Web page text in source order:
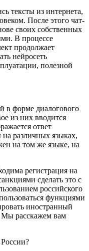
тексты из интернета,
После этого чат-
своих собственных
В процессе
продолжает
нейросеть
полезной
в форме диалогового
из них вводится
ответ
различных языках,
на том же языке, на
регистрация на
сделать это с
российского
функциями
иностранный
расскажем вам